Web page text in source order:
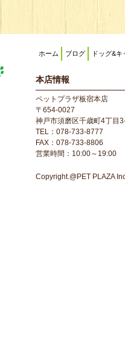
ホーム ブログ ドッグ&キ
本店情報
ペットプラザ板宿本店
〒654-0027
神戸市須磨区千歳町4丁目
TEL：078-733-8777
FAX：078-733-8806
営業時間：10:00～19:00
Copyright.@PET PLAZA